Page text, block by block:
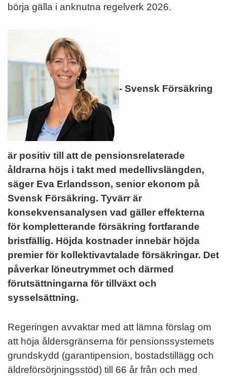
börja gälla i anknutna regelverk 2026.
- Svensk Försäkring
är positiv till att de pensionsrelaterade
åldrarna höjs i takt med medellivslängden,
säger Eva Erlandsson, senior ekonom på
Svensk Försäkring. Tyvärr är
konsekvensanalysen vad gäller effekterna
för kompletterande försäkring fortfarande
bristfällig. Höjda kostnader innebär höjda
premier för kollektivavtalade försäkringar. Det
påverkar löneutrymmet och därmed
förutsättningarna för tillväxt och
sysselsättning.
Regeringen avvaktar med att lämna förslag om
att höja åldersgränserna för pensionssystemets
grundskydd (garantipension, bostadstillägg och
äldreförsörjningsstöd) till 66 år från och med